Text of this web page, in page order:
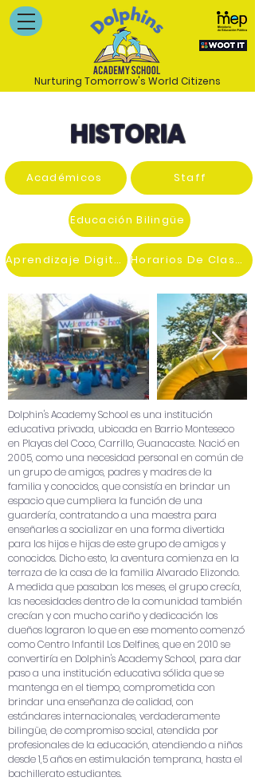
Nurturing Tomorrow's World Citizens
HISTORIA
Académicos Staff
Educación Bilingüe
Aprendizaje Digital Horarios De Clases
Dolphin's Academy School es una institución
educativa privada, ubicada en Barrio Monteseco
en Playas del Coco, Carrillo, Guanacaste. Nació en
2005, como una necesidad personal en común de
un grupo de amigos, padres y madres de la
familia y conocidos, que consistía en brindar un
espacio que cumpliera la función de una
guardería, contratando a una maestra para
enseñarles a socializar en una forma divertida
para los hijos e hijas de este grupo de amigos y
conocidos. Dicho esto, la aventura comienza en la
terraza de la casa de la familia Alvarado Elizondo.
A medida que pasaban los meses, el grupo crecía,
las necesidades dentro de la comunidad también
crecían y con mucho cariño y dedicación los
dueños lograron lo que en ese momento comenzó
como Centro Infantil Los Delfines, que en 2010 se
convertiría en Dolphin's Academy School, para dar
paso a una institución educativa sólida que se
mantenga en el tiempo, comprometida con
brindar una enseñanza de calidad, con
estándares internacionales, verdaderamente
bilingüe, de compromiso social, atendida por
profesionales de la educación, atendiendo a niños
desde 1,5 años en estimulación temprana, hasta el
bachillerato estudiantes.